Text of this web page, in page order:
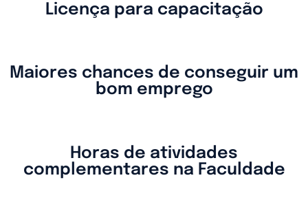
Licença para capacitação
Maiores chances de conseguir um
bom emprego
Horas de atividades
complementares na Faculdade